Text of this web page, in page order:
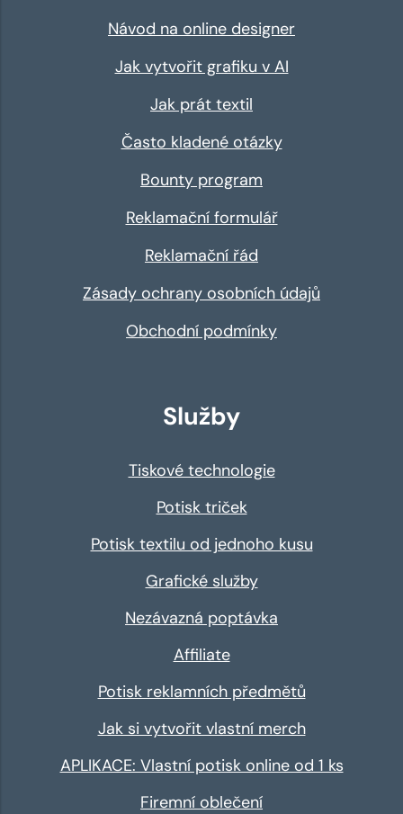
Návod na online designer
Jak vytvořit grafiku v AI
Jak prát textil
Často kladené otázky
Bounty program
Reklamační formulář
Reklamační řád
Zásady ochrany osobních údajů
Obchodní podmínky
Služby
Tiskové technologie
Potisk triček
Potisk textilu od jednoho kusu
Grafické služby
Nezávazná poptávka
Affiliate
Potisk reklamních předmětů
Jak si vytvořit vlastní merch
APLIKACE: Vlastní potisk online od 1 ks
Firemní oblečení